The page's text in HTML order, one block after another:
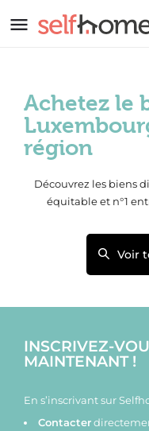
Achetez le
région
Découvrez les biens
équitable et n°1
Voir
INSCRIVEZ-
MAINTENANT !
En s’inscrivant sur
Contacter